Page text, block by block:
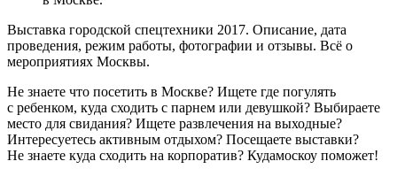
Выставка городской спецтехники 2017. Описание, дата
проведения, режим работы, фотографии и отзывы. Всё о
мероприятиях Москвы.
Не знаете что посетить в Москве? Ищете где погулять
с ребенком, куда сходить с парнем или девушкой? Выбираете
место для свидания? Ищете развлечения на выходные?
Интересуетесь активным отдыхом? Посещаете выставки?
Не знаете куда сходить на корпоратив? Кудамоскоу поможет!